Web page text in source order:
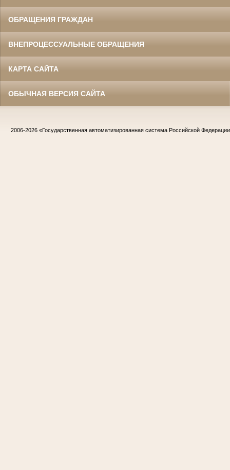
ОБРАЩЕНИЯ ГРАЖДАН
ВНЕПРОЦЕССУАЛЬНЫЕ ОБРАЩЕНИЯ
КАРТА САЙТА
ОБЫЧНАЯ ВЕРСИЯ САЙТА
2006-2026 «Государственная автоматизированная система Российской